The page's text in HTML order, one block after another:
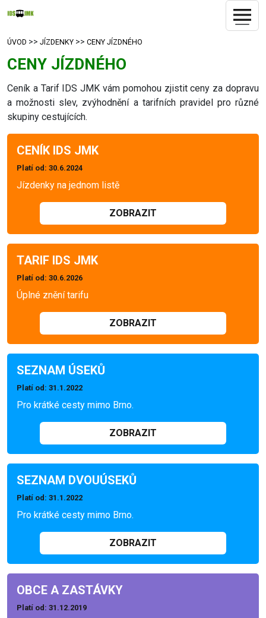
ÚVOD >> JÍZDENKY >> CENY JÍZDNÉHO
CENY JÍZDNÉHO
Ceník a Tarif IDS JMK vám pomohou zjistit ceny za dopravu
a možnosti slev, zvýhodnění a tarifních pravidel pro různé
skupiny cestujících.
CENÍK IDS JMK
Platí od: 30.6.2024
Jízdenky na jednom listě
ZOBRAZIT
TARIF IDS JMK
Platí od: 30.6.2026
Úplné znění tarifu
ZOBRAZIT
SEZNAM ÚSEKŮ
Platí od: 31.1.2022
Pro krátké cesty mimo Brno.
ZOBRAZIT
SEZNAM DVOUÚSEKŮ
Platí od: 31.1.2022
Pro krátké cesty mimo Brno.
ZOBRAZIT
OBCE A ZASTÁVKY
Platí od: 31.12.2019